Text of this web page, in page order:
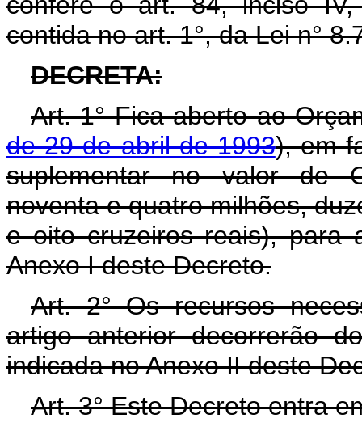
contida no art. 1°, da Lei n°
DECRETA:
Art. 1° Fica aberto ao
de 29 de abril de 1993), em
suplementar no valor de
noventa e quatro milhões,
e oito cruzeiros reais), para
Anexo I deste Decreto.
Art. 2° Os recursos
artigo anterior decorrerão
indicada no Anexo II deste
Art. 3° Este Decreto entra